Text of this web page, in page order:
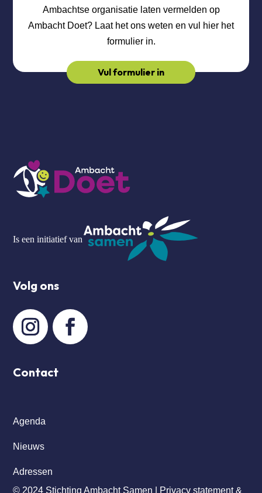
Ambachtse organisatie laten vermelden op
Ambacht Doet? Laat het ons weten en vul hier het
formulier in.
Vul formulier in
Is een initiatief van
Volg ons
Contact
Agenda
Nieuws
Adressen
© 2024 Stichting Ambacht Samen | Privacy statement &